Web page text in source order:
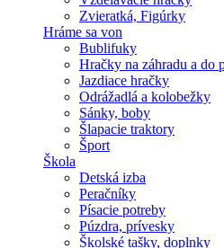
Zvieratká, Figúrky
Hráme sa von
Bublifuky
Hračky na záhradu a do
Jazdiace hračky
Odrážadlá a kolobežky
Sánky, boby
Šlapacie traktory
Šport
Škola
Detská izba
Peračníky
Písacie potreby
Púzdra, prívesky
Školské tašky, doplnky